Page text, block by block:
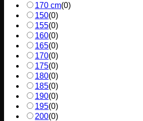
170 cm(0)
150(0)
155(0)
160(0)
165(0)
170(0)
175(0)
180(0)
185(0)
190(0)
195(0)
200(0)